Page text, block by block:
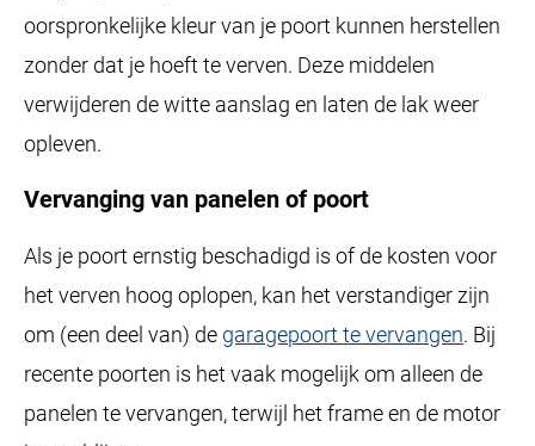
oorspronkelijke kleur van je poort kunnen herstellen
zonder dat je hoeft te verven. Deze middelen
verwijderen de witte aanslag en laten de lak weer
opleven.
Vervanging van panelen of poort
Als je poort ernstig beschadigd is of de kosten voor
het verven hoog oplopen, kan het verstandiger zijn
om (een deel van) de garagepoort te vervangen. Bij
recente poorten is het vaak mogelijk om alleen de
panelen te vervangen, terwijl het frame en de motor